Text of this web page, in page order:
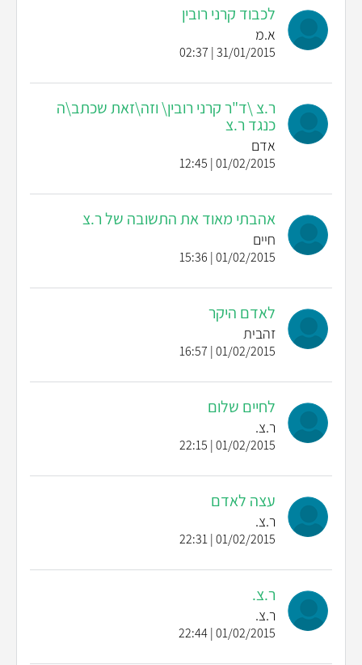
לכבוד קרני רובין
א.מ
31/01/2015 | 02:37
ר.צ \ד"ר קרני רובין\ וזה\זאת שכתב\ה
כנגד ר.צ
אדם
01/02/2015 | 12:45
אהבתי מאוד את התשובה של ר.צ
חיים
01/02/2015 | 15:36
לאדם היקר
זהבית
01/02/2015 | 16:57
לחיים שלום
ר.צ.
01/02/2015 | 22:15
עצה לאדם
ר.צ.
01/02/2015 | 22:31
ר.צ.
ר.צ.
01/02/2015 | 22:44